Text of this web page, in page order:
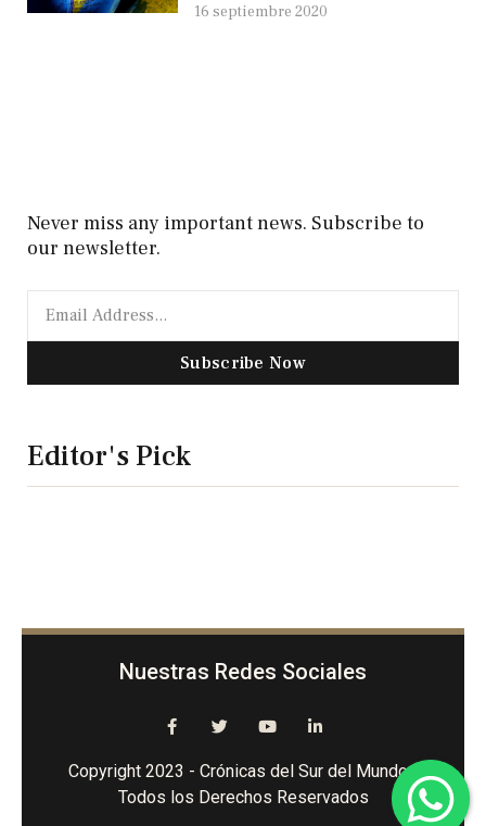
16 septiembre 2020
Never miss any important news. Subscribe to
our newsletter.
Subscribe Now
Editor's Pick
Nuestras Redes Sociales
Copyright 2023 - Crónicas del Sur del Mundo -
Todos los Derechos Reservados